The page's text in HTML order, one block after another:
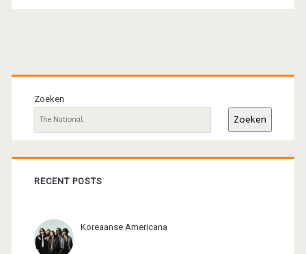
Primaire
sidebar
Zoeken
Zoeken
RECENT POSTS
Koreaanse Americana